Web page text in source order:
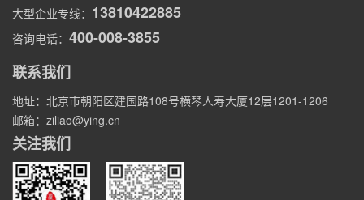
大型企业专线： 13810422885
咨询电话： 400-008-3855
联系我们
地址：北京市朝阳区建国路108号横琴人寿大厦12层1201-1206
邮箱：ziliao@ying.cn
关注我们